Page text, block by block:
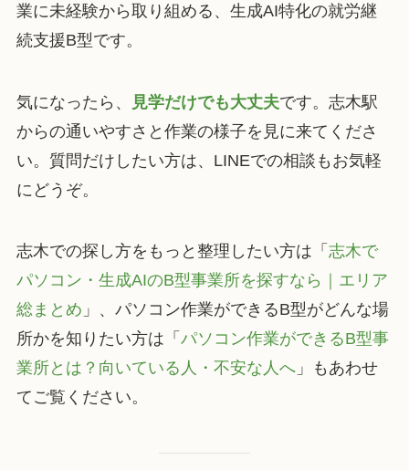
業に未経験から取り組める、生成AI特化の就労継
続支援B型です。
気になったら、 見学だけでも大丈夫です。志木駅
からの通いやすさと作業の様子を見に来てくださ
い。質問だけしたい方は、LINEでの相談もお気軽
にどうぞ。
志木での探し方をもっと整理したい方は「 志木で
パソコン・生成AIのB型事業所を探すなら｜エリア
総まとめ 」、パソコン作業ができるB型がどんな場
所かを知りたい方は「 パソコン作業ができるB型事
業所とは？向いている人・不安な人へ」もあわせ
てご覧ください。